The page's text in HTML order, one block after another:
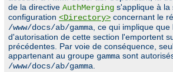
de la directive AuthMerging s'applique à la
configuration <Directory> concernant le
/www/docs/ab/gamma , ce qui implique
d'autorisation de cette section l'emportent
précédentes. Par voie de conséquence,
appartenant au groupe gamma sont
/www/docs/ab/gamma